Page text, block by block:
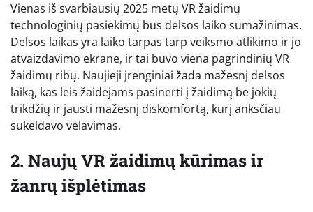
Vienas iš svarbiausių 2025 metų VR žaidimų
technologinių pasiekimų bus delsos laiko sumažinimas.
Delsos laikas yra laiko tarpas tarp veiksmo atlikimo ir jo
atvaizdavimo ekrane, ir tai buvo viena pagrindinių VR
žaidimų ribų. Naujieji įrenginiai žada mažesnį delsos
laiką, kas leis žaidėjams pasinerti į žaidimą be jokių
trikdžių ir jausti mažesnį diskomfortą, kurį anksčiau
sukeldavo vėlavimas.
2. Naujų VR žaidimų kūrimas ir
žanrų išplėtimas